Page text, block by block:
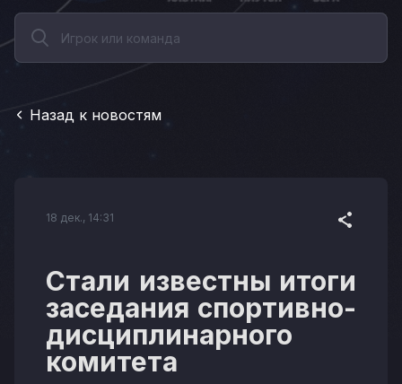
Назад к новостям
18 дек., 14:31
Стали известны итоги
заседания спортивно-
дисциплинарного
комитета